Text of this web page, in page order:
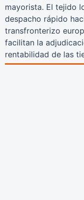
mayorista. El tejido
despacho rápido
transfronterizo
facilitan la
rentabilidad de las